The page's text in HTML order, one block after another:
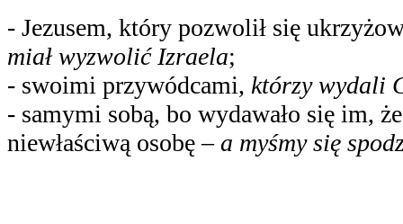
‑ Jezusem, który pozwolił się
miał wyzwolić Izraela;
‑ swoimi przywódcami, którzy wydali
‑ samymi sobą, bo wydawało się im,
niewłaściwą osobę –a myśmy się